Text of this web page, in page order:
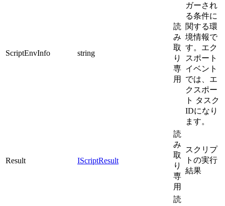
ScriptEnvInfo string
読
み
取
り
専
用
ガーされ
る条件に
関する環
境情報で
す。エク
スポート
イベント
では、エ
クスポー
ト タスク
IDになり
ます。
Result IScriptResult
読
み
取
り
専
用
スクリプ
トの実行
結果
読